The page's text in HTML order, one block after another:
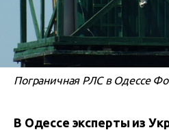
Пограничная РЛС в Одессе
В Одессе эксперты из